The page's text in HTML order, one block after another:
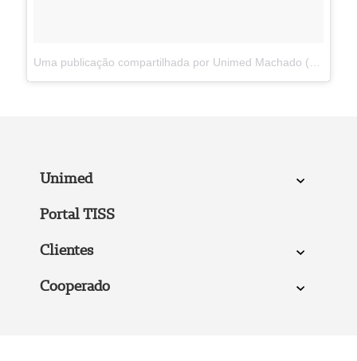
Uma publicação compartilhada por Unimed Machado (@unimedmachado)
Unimed
Portal TISS
Clientes
Cooperado